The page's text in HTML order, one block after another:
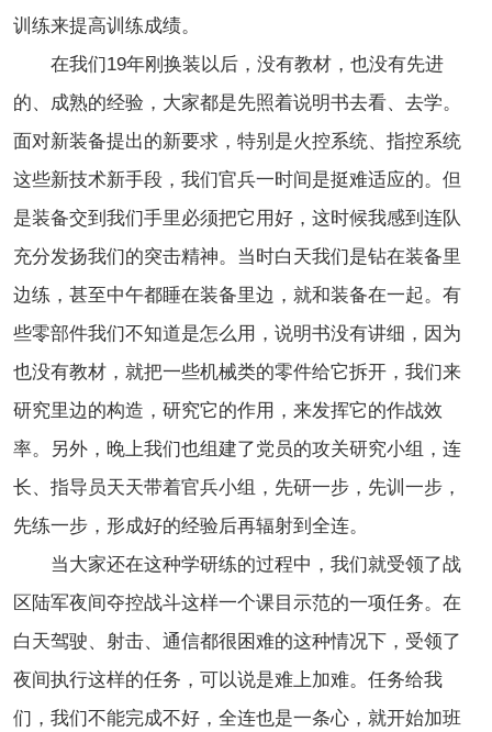
训练来提高训练成绩。
在我们19年刚换装以后，没有教材，也没有先进
的、成熟的经验，大家都是先照着说明书去看、去学。
面对新装备提出的新要求，特别是火控系统、指控系统
这些新技术新手段，我们官兵一时间是挺难适应的。但
是装备交到我们手里必须把它用好，这时候我感到连队
充分发扬我们的突击精神。当时白天我们是钻在装备里
边练，甚至中午都睡在装备里边，就和装备在一起。有
些零部件我们不知道是怎么用，说明书没有讲细，因为
也没有教材，就把一些机械类的零件给它拆开，我们来
研究里边的构造，研究它的作用，来发挥它的作战效
率。另外，晚上我们也组建了党员的攻关研究小组，连
长、指导员天天带着官兵小组，先研一步，先训一步，
先练一步，形成好的经验后再辐射到全连。
当大家还在这种学研练的过程中，我们就受领了战
区陆军夜间夺控战斗这样一个课目示范的一项任务。在
白天驾驶、射击、通信都很困难的这种情况下，受领了
夜间执行这样的任务，可以说是难上加难。任务给我
们，我们不能完成不好，全连也是一条心，就开始加班